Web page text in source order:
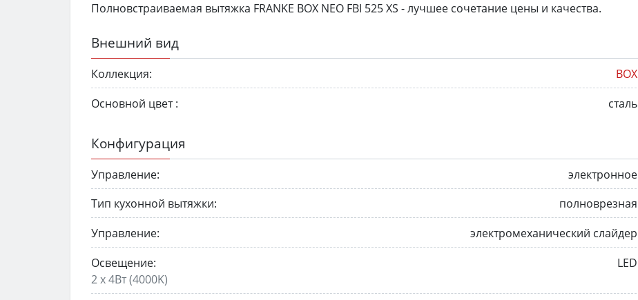
Полновстраиваемая вытяжка FRANKE BOX NEO FBI 525 XS - лучшее сочетание цены и качества.
Внешний вид
Коллекция:
BOX
Основной цвет :
сталь
Конфигурация
Управление:
электронное
Тип кухонной вытяжки:
полноврезная
Управление:
электромеханический слайдер
Освещение:
LED
2 x 4Вт (4000K)